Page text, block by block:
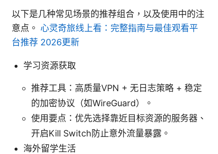
以下是几种常见场景的推荐组合，以及使用中的注
意点。 心灵奇旅线上看：完整指南与最佳观看平
台推荐 2026更新
学习资源获取
推荐工具：高质量VPN + 无日志策略 + 稳定
的加密协议（如WireGuard）。
使用要点：优先选择靠近目标资源的服务器、
开启Kill Switch防止意外流量暴露。
海外留学生活